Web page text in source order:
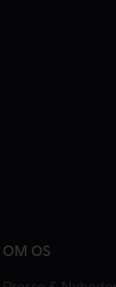
OM OS